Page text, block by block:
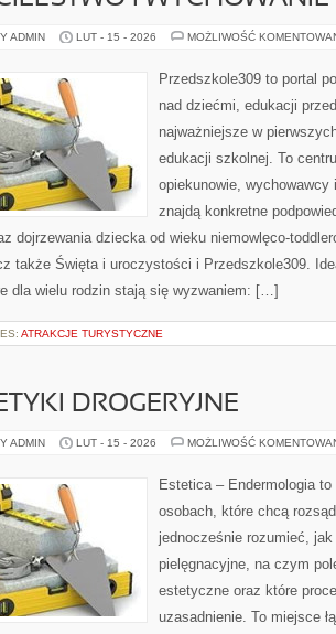
ADMIN LUT - 15 - 2026 MOŻLIWOŚĆ
Przedszkole309 to portal
nad dziećmi, edukacji
najważniejsze w
edukacji szkolnej. To
opiekunowie,
znajdą konkretne
dojrzewania dziecka od wieku niemowlęco-
także Święta i uroczystości i Przedszkole309.
dla wielu rodzin stają się wyzwaniem: […]
ATRAKCJE TURYSTYCZNE
DROGERYJNE
ADMIN LUT - 15 - 2026 MOŻLIWOŚĆ
Estetica – Endermologia
osobach, które chcą
jednocześnie rozumieć, jak
pielęgnacyjne, na czym
estetyczne oraz które
uzasadnienie. To miejsce